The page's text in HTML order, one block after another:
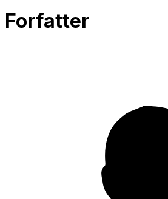
Forfatter